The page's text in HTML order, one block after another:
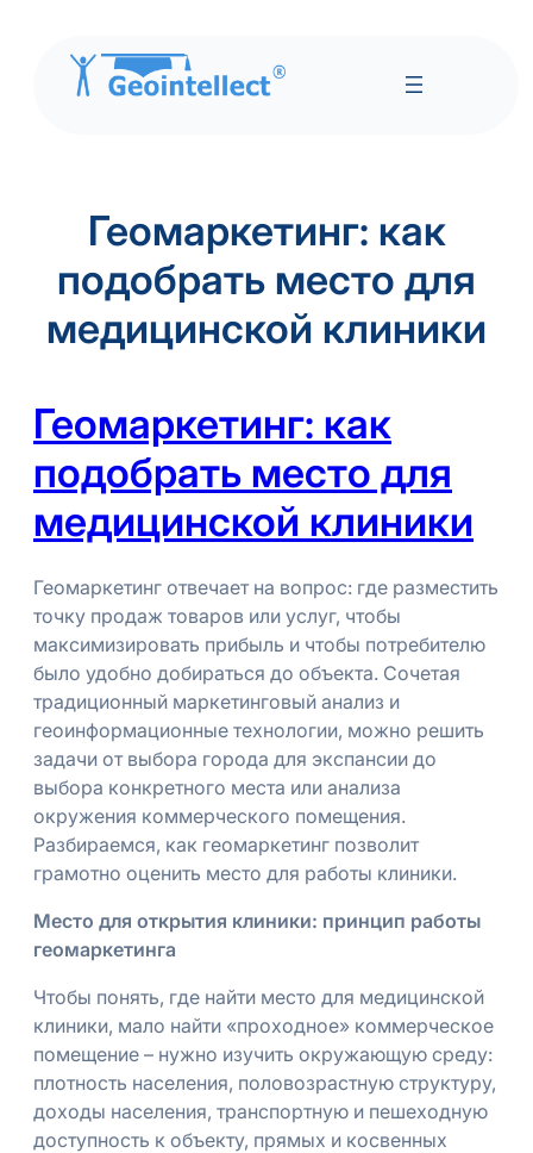
содержимомуГеомаркетинг: как
подобрать место для
медицинской клиники
Геомаркетинг: как
подобрать место для
медицинской клиники
Геомаркетинг отвечает на вопрос: где разместить
точку продаж товаров или услуг, чтобы
максимизировать прибыль и чтобы потребителю
было удобно добираться до объекта. Сочетая
традиционный маркетинговый анализ и
геоинформационные технологии, можно решить
задачи от выбора города для экспансии до
выбора конкретного места или анализа
окружения коммерческого помещения.
Разбираемся, как геомаркетинг позволит
грамотно оценить место для работы клиники.
Место для открытия клиники: принцип работы
геомаркетинга
Чтобы понять, где найти место для медицинской
клиники, мало найти «проходное» коммерческое
помещение – нужно изучить окружающую среду:
плотность населения, половозрастную структуру,
доходы населения, транспортную и пешеходную
доступность к объекту, прямых и косвенных